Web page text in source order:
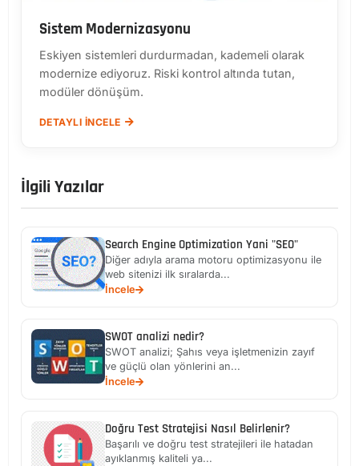
Sistem Modernizasyonu
Eskiyen sistemleri durdurmadan, kademeli olarak
modernize ediyoruz. Riski kontrol altında tutan,
modüler dönüşüm.
DETAYLI İNCELE
İlgili Yazılar
Search Engine Optimization Yani "SEO"
Diğer adıyla arama motoru optimizasyonu ile
web sitenizi ilk sıralarda...
İncele
SWOT analizi nedir?
SWOT analizi; Şahıs veya işletmenizin zayıf
ve güçlü olan yönlerini an...
İncele
Doğru Test Stratejisi Nasıl Belirlenir?
Başarılı ve doğru test stratejileri ile hatadan
ayıklanmış kaliteli ya...